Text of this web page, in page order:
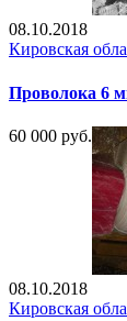
08.10.2018
Кировская
Проволока 6
60 000 руб.
08.10.2018
Кировская